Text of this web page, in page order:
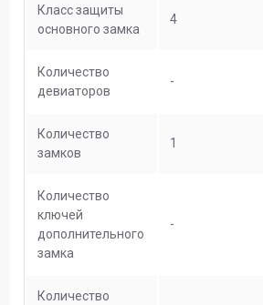
Класс защиты
основного замка
4
Количество
девиаторов
-
Количество
замков
1
Количество
ключей
дополнительного
замка
-
Количество